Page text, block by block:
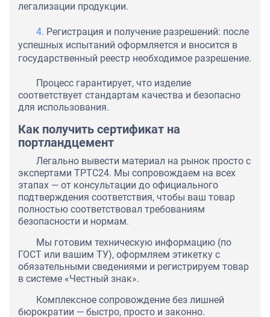
легализации продукции.
Регистрация и получение разрешений: после
успешных испытаний оформляется и вносится в
государственный реестр необходимое разрешение.
Процесс гарантирует, что изделие
соответствует стандартам качества и безопасно
для использования.
Как получить сертификат на
портландцемент
Легально вывести материал на рынок просто с
экспертами ТРТС24. Мы сопровождаем на всех
этапах — от консультации до официального
подтверждения соответствия, чтобы ваш товар
полностью соответствовал требованиям
безопасности и нормам.
Мы готовим техническую информацию (по
ГОСТ или вашим ТУ), оформляем этикетку с
обязательными сведениями и регистрируем товар
в системе «Честный знак».
Комплексное сопровождение без лишней
бюрократии — быстро, просто и законно.